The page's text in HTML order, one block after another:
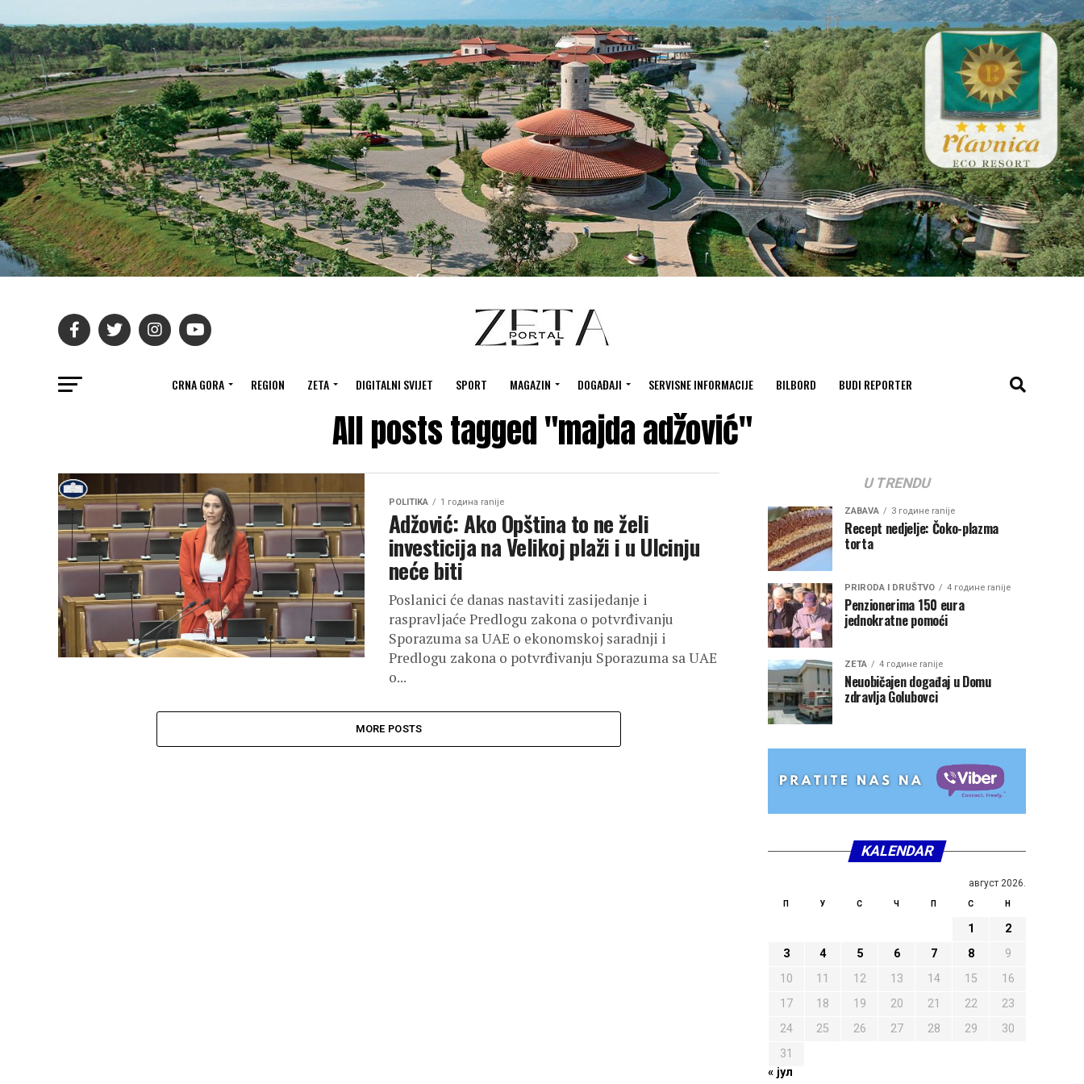
CRNA GORA REGION ZETA DIGITALNI SVIJET SPORT MAGAZIN DOGAĐAJI SERVISNE INFORMACIJE BILBORD BUDI REPORTER
All posts tagged "majda adžović"
POLITIKA 1 година ranije
Adžović: Ako Opština to ne želi
investicija na Velikoj plaži i u Ulcinju
neće biti
Poslanici će danas nastaviti zasijedanje i
raspravljaće Predlogu zakona o potvrđivanju
Sporazuma sa UAE o ekonomskoj saradnji i
Predlogu zakona o potvrđivanju Sporazuma sa UAE
o...
MORE POSTS
U TRENDU
ZABAVA 3 године ranije
Recept nedjelje: Čoko-plazma
torta
PRIRODA I DRUŠTVO 4 године ranije
Penzionerima 150 eura
jednokratne pomoći
ZETA 4 године ranije
Neuobičajen događaj u Domu
zdravlja Golubovci
KALENDAR
август 2026.
П У С Ч П С Н
1
2
3
4 5 6 7 8
9
10
11 12 13 14 15
16
17
18 19 20 21 22
23
24
25 26 27 28 29
30
31
« јул